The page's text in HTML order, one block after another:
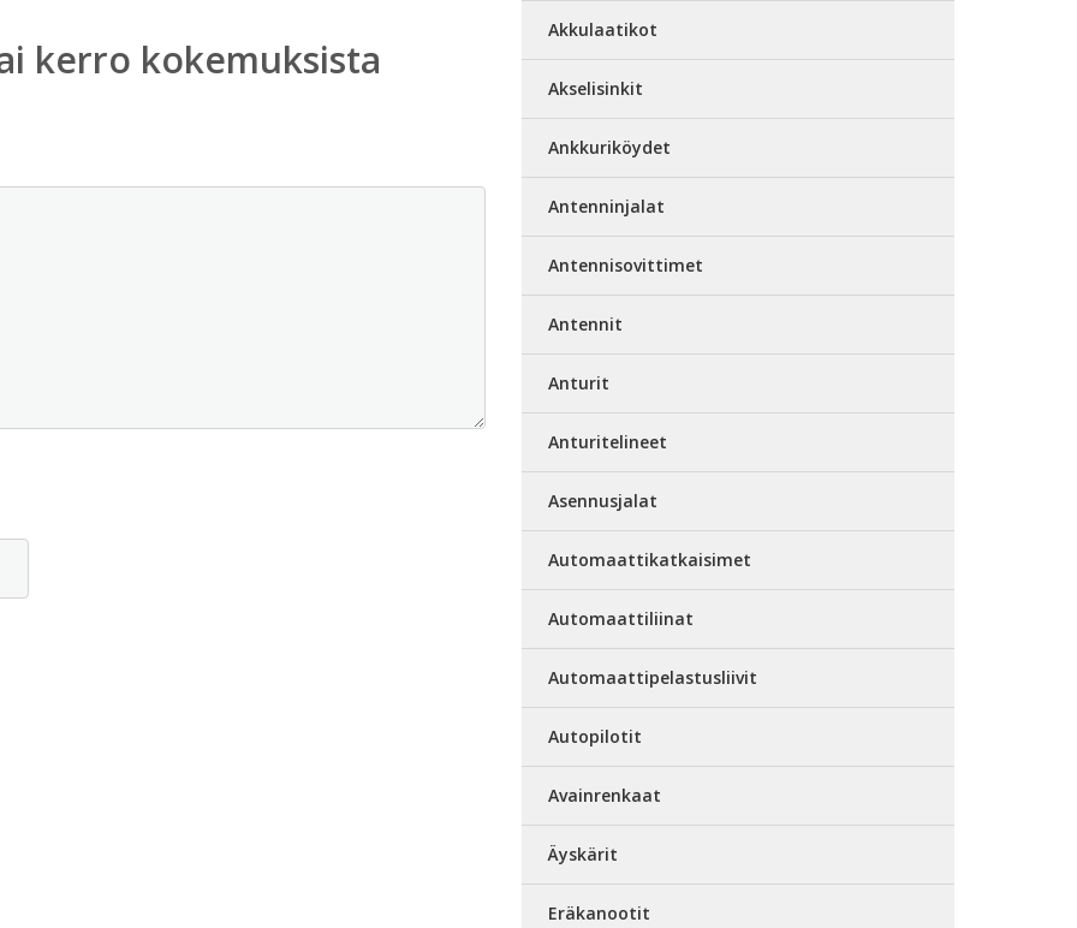
kerro kokemuksista
Akkulaatikot
Akselisinkit
Ankkuriköydet
Antenninjalat
Antennisovittimet
Antennit
Anturit
Anturitelineet
Asennusjalat
Automaattikatkaisimet
Automaattiliinat
Automaattipelastusliivit
Autopilotit
Avainrenkaat
Äyskärit
Eräkanootit